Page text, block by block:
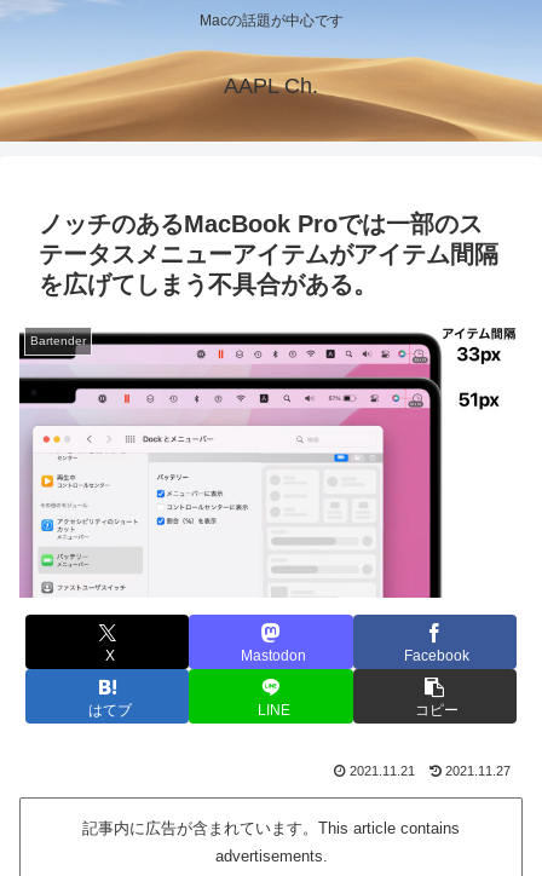
Macの話題が中心です
AAPL Ch.
ノッチのあるMacBook Proでは一部のス
テータスメニューアイテムがアイテム間隔
を広げてしまう不具合がある。
Bartender
X Mastodon Facebook
はてブ LINE コピー
2021.11.21 2021.11.27
記事内に広告が含まれています。This article contains
advertisements.